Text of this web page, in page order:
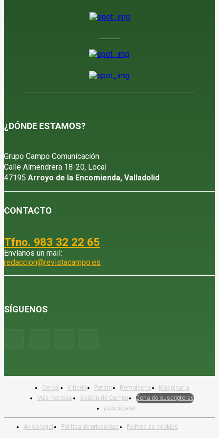
¿DÓNDE ESTAMOS?
Grupo Campo Comunicación
Calle Almendrera 18-20, Local
47195 Arroyo de la Encomienda, Valladolid
CONTACTO
Tfno. 983 32 22 65
Envíanos un mail:
redaccion@revistacampo.es
SÍGUENOS
Aviso legal Política de privacidad Política de cookies
Cereal Viñedo Patata Remolacha
Maquinaria
Más noticias
Boletín de Campo
Zona de suscriptores
¡Suscríbete!